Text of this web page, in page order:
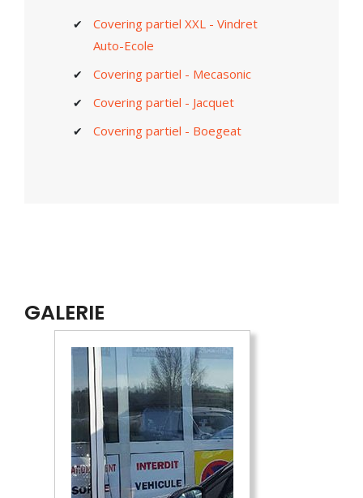
Covering partiel XXL - Vindret
Auto-Ecole
Covering partiel - Mecasonic
Covering partiel - Jacquet
Covering partiel - Boegeat
GALERIE